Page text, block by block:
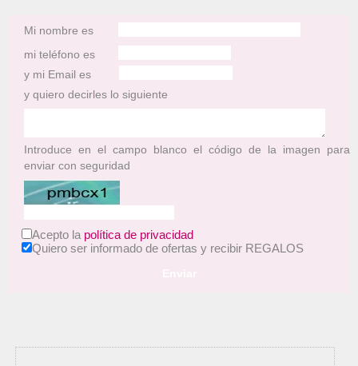
Mi nombre es
mi teléfono es
y mi Email es
y quiero decirles lo siguiente
Introduce en el campo blanco el código de la imagen para
enviar con seguridad
Acepto la política de privacidad
Quiero ser informado de ofertas y recibir REGALOS